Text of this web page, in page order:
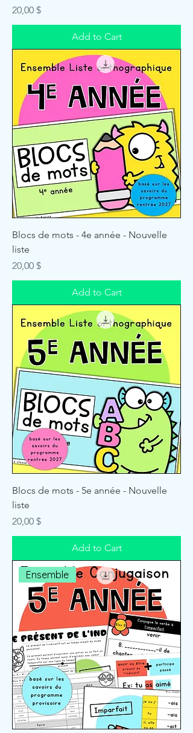
Price
20,00 $
Add to Cart
Blocs de mots - 4e année - Nouvelle
liste
Price
20,00 $
Add to Cart
Blocs de mots - 5e année - Nouvelle
liste
Price
20,00 $
Add to Cart
Ensemble